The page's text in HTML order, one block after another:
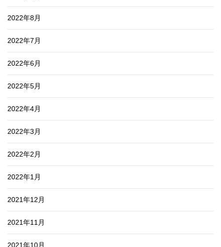
2022年8月
2022年7月
2022年6月
2022年5月
2022年4月
2022年3月
2022年2月
2022年1月
2021年12月
2021年11月
2021年10月